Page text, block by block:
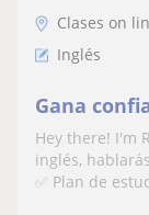
Clases on
Inglés
Gana
Hey there! I'm
inglés,
✅ Plan de